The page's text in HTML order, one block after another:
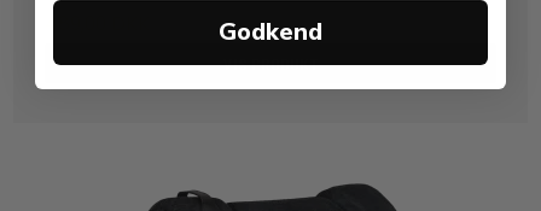
VIS PRODUKT
Godkend